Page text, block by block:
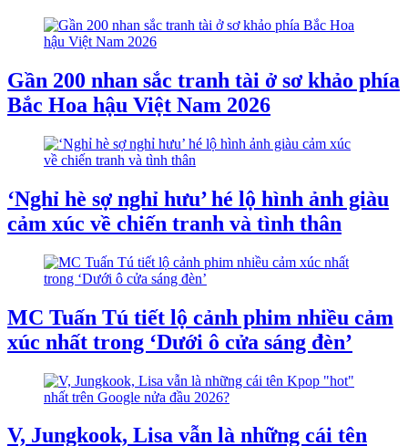
Gần 200 nhan sắc tranh tài ở sơ khảo phía
Bắc Hoa hậu Việt Nam 2026
‘Nghỉ hè sợ nghỉ hưu’ hé lộ hình ảnh giàu
cảm xúc về chiến tranh và tình thân
MC Tuấn Tú tiết lộ cảnh phim nhiều cảm
xúc nhất trong ‘Dưới ô cửa sáng đèn’
V, Jungkook, Lisa vẫn là những cái tên